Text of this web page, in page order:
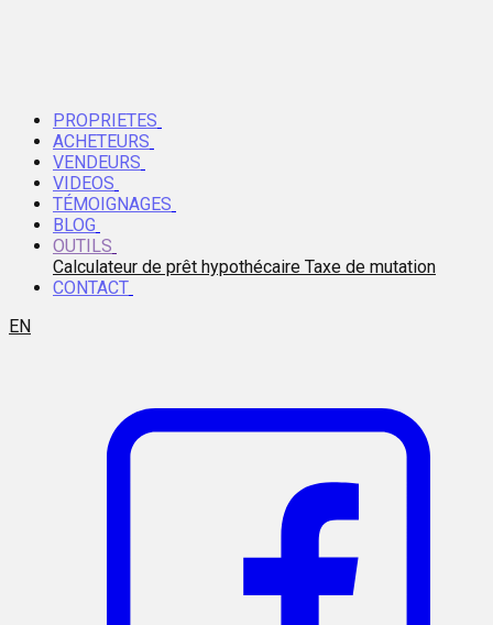
PROPRIETES
ACHETEURS
VENDEURS
VIDEOS
TÉMOIGNAGES
BLOG
OUTILS
Calculateur de prêt hypothécaire Taxe de mutation
CONTACT
EN